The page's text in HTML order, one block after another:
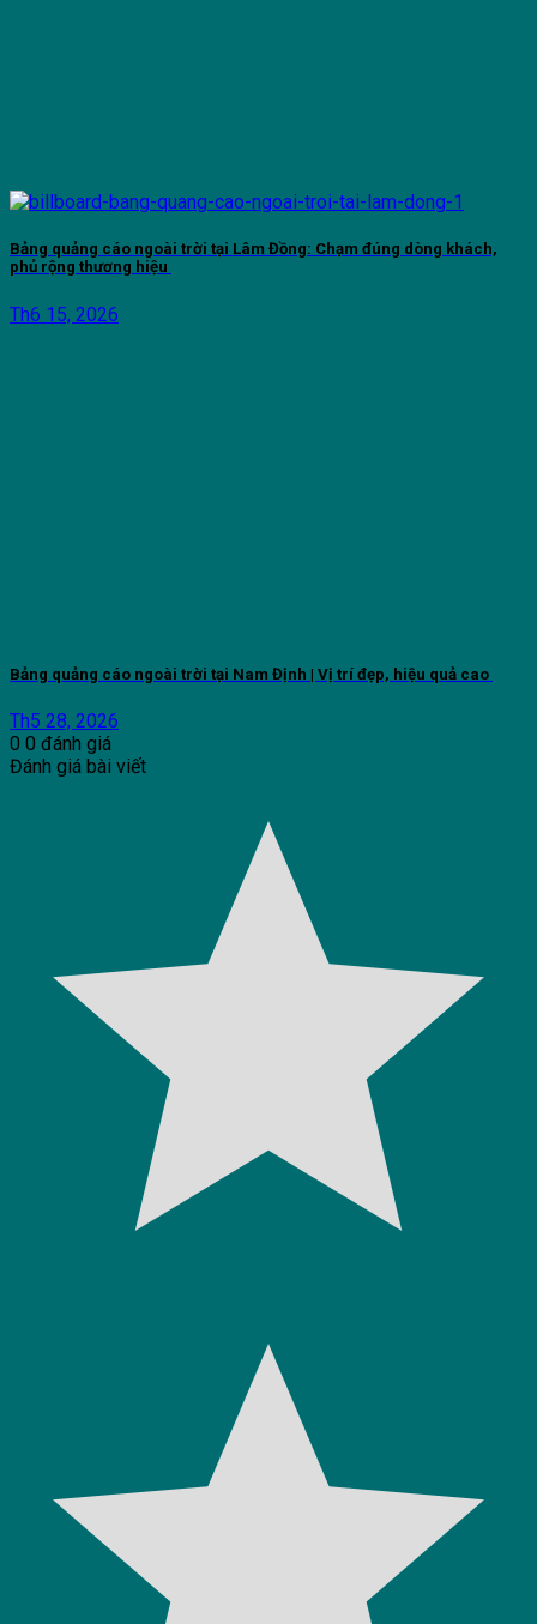
Bảng quảng cáo ngoài trời tại Lâm Đồng: Chạm đúng dòng khách,
phủ rộng thương hiệu
Th6 15, 2026
Bảng quảng cáo ngoài trời tại Nam Định | Vị trí đẹp, hiệu quả cao
Th5 28, 2026
0 0 đánh giá
Đánh giá bài viết